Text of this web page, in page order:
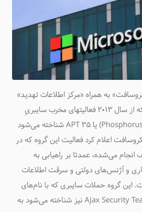
به همراه «مرکز اطلاعات تهدید»
این شرکت اعلام کردند که از سال ۲۰۱۳ فعالیتهای مخرب سایبریِ
گروهی که با نام‌ فسفُر (Phosphorus) یا APT 35 شناخته می‌شود
اعلام کرد فعالیت این گروه که در
انجام می‌شده، عمدتا بر راهیابی به
و آژنس‌های دولتی و سرقت اطلاعات
گروه حملات سایبری که با نام‌های
Charming Kitten و Ajax Security Team نیز شناخته می‌شود به